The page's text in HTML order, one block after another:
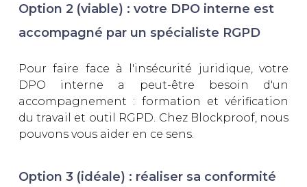
Option 2 (viable) : votre DPO interne est
accompagné par un spécialiste RGPD
Pour faire face à l'insécurité juridique, votre
DPO interne a peut-être besoin d'un
accompagnement : formation et vérification
du travail et outil RGPD. Chez Blockproof, nous
pouvons vous aider en ce sens.
Option 3 (idéale) : réaliser sa conformité